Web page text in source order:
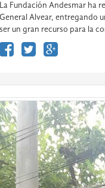
La Fundación Andesmar ha
General Alvear, entregando
ser un gran recurso para la